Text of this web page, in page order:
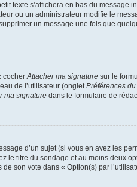
texte s’affichera en bas du message
ou un administrateur modifie le
un message une fois que
cocherAttacher ma signature sur le
de l’utilisateur (ongletPréférences
ma signature dans le formulaire de
d’un sujet (si vous en avez les
le titre du sondage et au moins deux
son vote dans « Option(s) par